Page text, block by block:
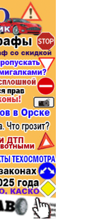
Телекоммуникации и связь
Торговля
Бизнес и финансы
Юристы, Экспертиза, Страхование
Ремонт
Социальные организации
Это интересно
Администрация